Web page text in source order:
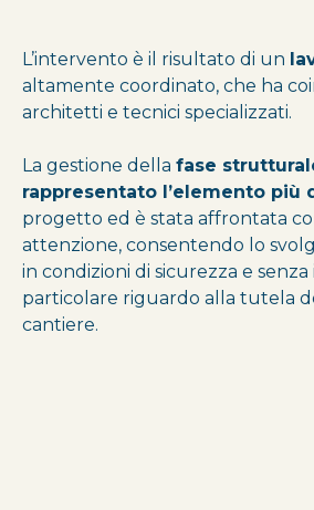
L’intervento è il risultato di un
altamente coordinato, che ha
architetti e tecnici specializzati.
La gestione della fase
rappresentato l’elemento più
progetto ed è stata affrontata
attenzione, consentendo lo
in condizioni di sicurezza e
particolare riguardo alla tutela
cantiere.